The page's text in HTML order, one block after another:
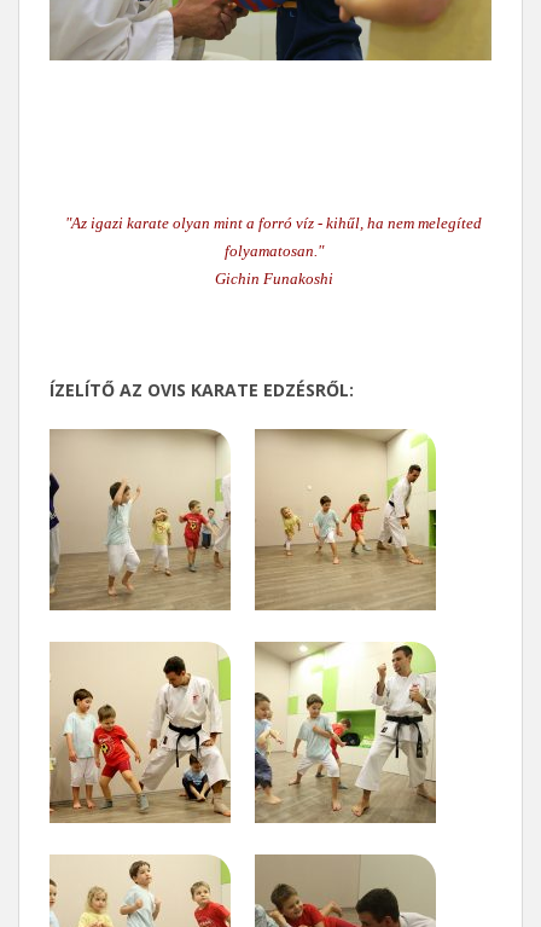
"Az igazi karate olyan mint a forró víz - kihűl, ha nem melegíted
folyamatosan."
Gichin Funakoshi
ÍZELÍTŐ AZ OVIS KARATE EDZÉSRŐL: